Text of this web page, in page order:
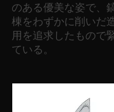
のある優美な姿で、
棟をわずかに削いだ
用を追求したもので
ている。